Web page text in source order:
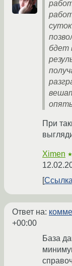
бдет
При
Ximen
Ответ на:
+00:00
База